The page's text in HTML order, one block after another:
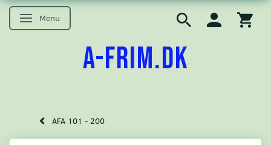
Skifte navigation
Menu
A-FRIM.DK
AFA 101 - 200